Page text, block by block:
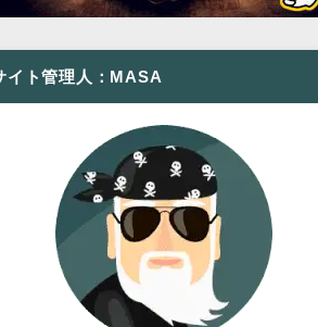
イト管理人：MASA